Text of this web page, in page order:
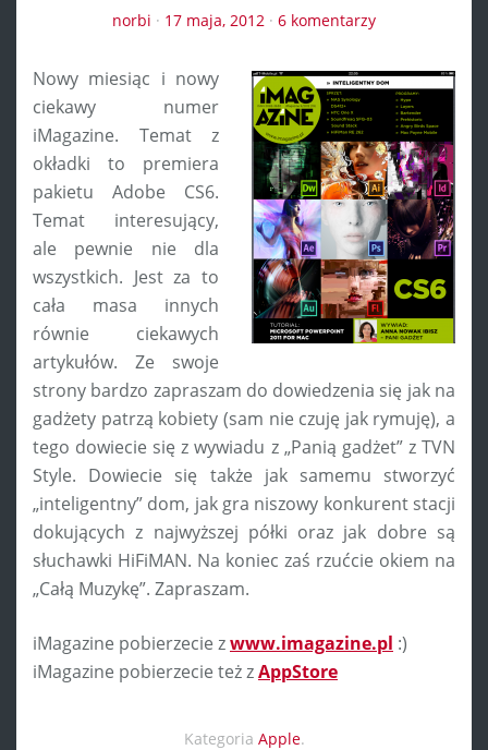
norbi · 17 maja, 2012 · 6 komentarzy
Nowy miesiąc i nowy
ciekawy numer
iMagazine. Temat z
okładki to premiera
pakietu Adobe CS6.
Temat interesujący,
ale pewnie nie dla
wszystkich. Jest za to
cała masa innych
równie ciekawych
artykułów. Ze swoje
strony bardzo zapraszam do dowiedzenia się jak na
gadżety patrzą kobiety (sam nie czuję jak rymuję), a
tego dowiecie się z wywiadu z „Panią gadżet” z TVN
Style. Dowiecie się także jak samemu stworzyć
„inteligentny” dom, jak gra niszowy konkurent stacji
dokujących z najwyższej półki oraz jak dobre są
słuchawki HiFiMAN. Na koniec zaś rzućcie okiem na
„Całą Muzykę”. Zapraszam.
iMagazine pobierzecie zwww.imagazine.pl :)
iMagazine pobierzecie też zAppStore
Kategoria Apple.